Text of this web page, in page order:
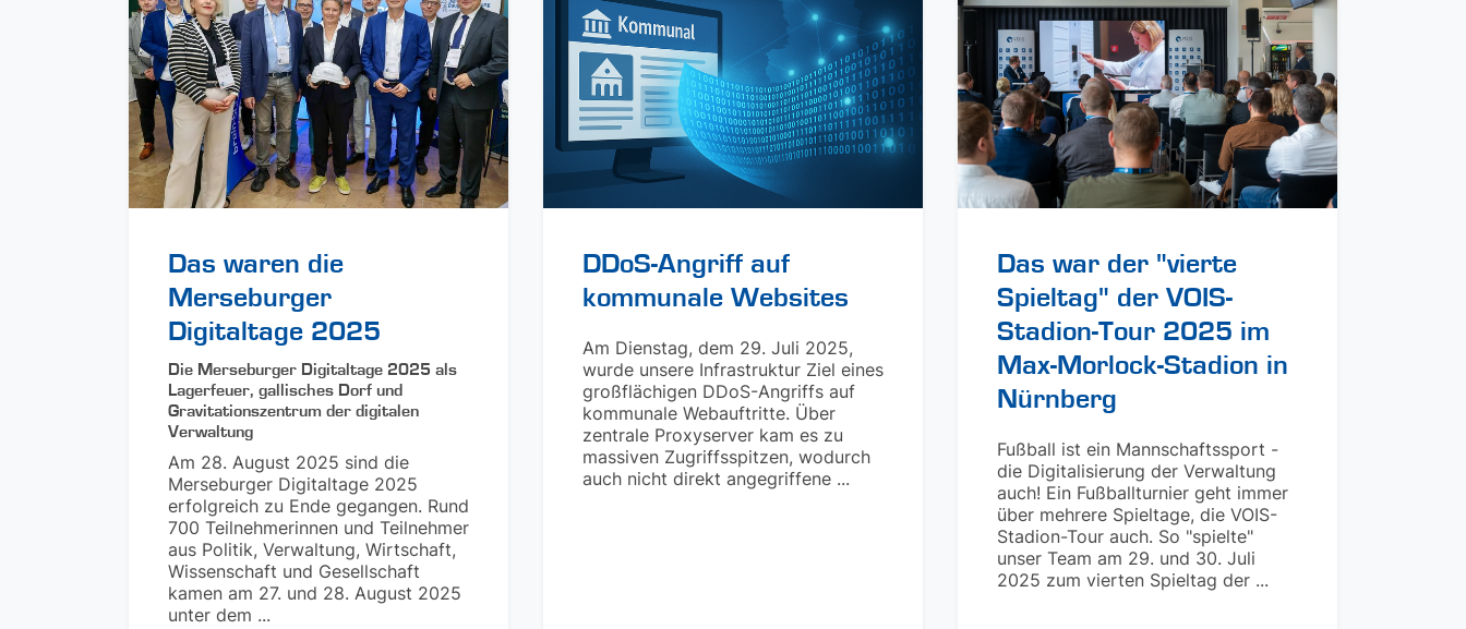
Das waren die
Merseburger
Digitaltage 2025
Die Merseburger Digitaltage 2025 als
Lagerfeuer, gallisches Dorf und
Gravitationszentrum der digitalen
Verwaltung
Am 28. August 2025 sind die
Merseburger Digitaltage 2025
erfolgreich zu Ende gegangen. Rund
700 Teilnehmerinnen und Teilnehmer
aus Politik, Verwaltung, Wirtschaft,
Wissenschaft und Gesellschaft
kamen am 27. und 28. August 2025
unter dem ...
DDoS-Angriff auf
kommunale Websites
Am Dienstag, dem 29. Juli 2025,
wurde unsere Infrastruktur Ziel eines
großflächigen DDoS-Angriffs auf
kommunale Webauftritte. Über
zentrale Proxyserver kam es zu
massiven Zugriffsspitzen, wodurch
auch nicht direkt angegriffene ...
Das war der "vierte
Spieltag" der VOIS-
Stadion-Tour 2025 im
Max-Morlock-Stadion in
Nürnberg
Fußball ist ein Mannschaftssport -
die Digitalisierung der Verwaltung
auch! Ein Fußballturnier geht immer
über mehrere Spieltage, die VOIS-
Stadion-Tour auch. So "spielte"
unser Team am 29. und 30. Juli
2025 zum vierten Spieltag der ...